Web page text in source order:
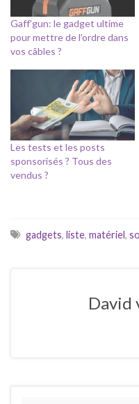
Gaff’gun: le gadget ultime
pour mettre de l’ordre dans
vos câbles ?
Les tests et les posts
sponsorisés ? Tous des
vendus ?
gadgets, liste, matériel,
David